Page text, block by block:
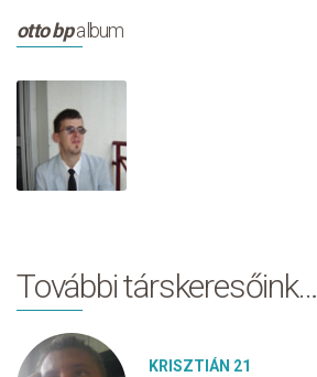
otto bpalbum
További társkeresőink…
KRISZTIÁN 21